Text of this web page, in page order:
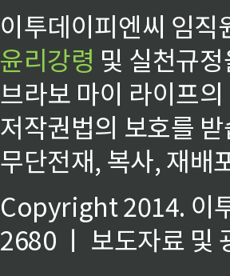
이투데이피엔씨 임
윤리강령 및 실천규
브라보 마이 라이프
저작권법의 보호를
무단전재, 복사, 재배
Copyright 2014. 이
2680 ㅣ 보도자료